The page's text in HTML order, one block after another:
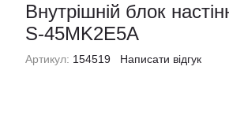
Внутрішній блок
S-45MK2E5A
Артикул: 154519 Написати відгук